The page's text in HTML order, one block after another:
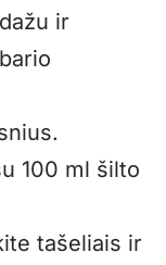
ir
100 ml šilto
tašeliais ir